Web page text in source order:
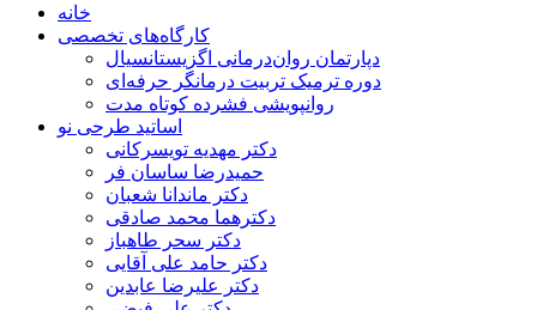
خانه
کارگاه‌های تخصصی
دپارتمان روان‌درمانی اگزیستانسیال
دوره ترمیک تربیت درمانگر حرفه‌ای
روانپویشی فشرده کوتاه مدت
اساتید طرحی نو
دکتر مهدیه تویسرکانی
حمیدرضا ساسان فر
دکتر ماندانا شعبان
دکترهما محمد صادقی
دکتر سحر طاهباز
دکتر حامد علی آقایی
دکتر علیرضا عابدین